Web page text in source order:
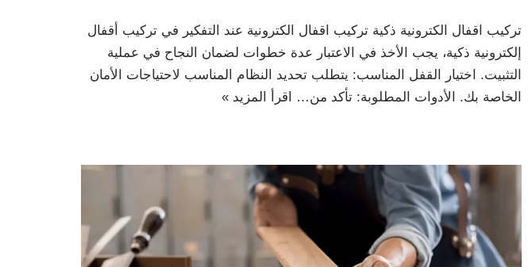
تركيب اقفال الكترونية ذكية تركيب اقفال الكترونية عند التفكير في تركيب أقفال
إلكترونية ذكية، يجب الأخذ في الاعتبار عدة خطوات لضمان النجاح في عملية
التثبيت. اختيار القفل المناسب: يتطلب تحديد النظام المناسب لاحتياجات الأمان
الخاصة بك. الأدوات المطلوبة: تأكد من…
اقرأ المزيد »